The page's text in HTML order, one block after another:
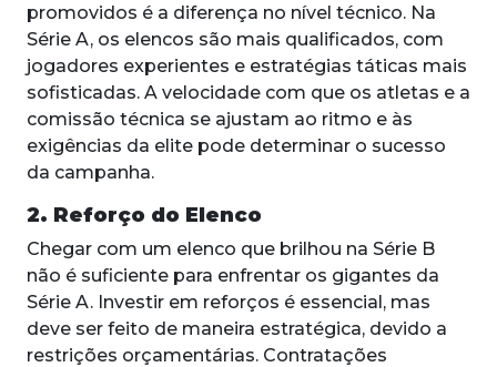
promovidos é a diferença no nível técnico. Na
Série A, os elencos são mais qualificados, com
jogadores experientes e estratégias táticas mais
sofisticadas. A velocidade com que os atletas e a
comissão técnica se ajustam ao ritmo e às
exigências da elite pode determinar o sucesso
da campanha.
2. Reforço do Elenco
Chegar com um elenco que brilhou na Série B
não é suficiente para enfrentar os gigantes da
Série A. Investir em reforços é essencial, mas
deve ser feito de maneira estratégica, devido a
restrições orçamentárias. Contratações